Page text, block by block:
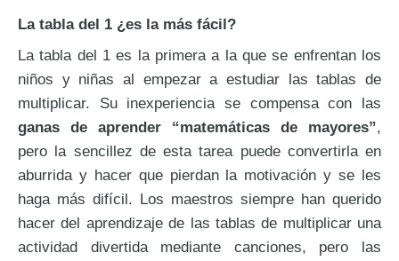
La tabla del 1 ¿es la más fácil?
La tabla del 1 es la primera a la que se enfrentan los
niños y niñas al empezar a estudiar las tablas de
multiplicar. Su inexperiencia se compensa con las
ganas de aprender “matemáticas de mayores”,
pero la sencillez de esta tarea puede convertirla en
aburrida y hacer que pierdan la motivación y se les
haga más difícil. Los maestros siempre han querido
hacer del aprendizaje de las tablas de multiplicar una
actividad divertida mediante canciones, pero las